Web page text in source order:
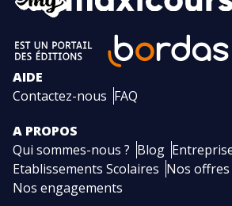
AIDE
Contactez-nous FAQ
A PROPOS
Qui sommes-nous ? Blog
Etablissements Scolaires Nos offres
Nos engagements